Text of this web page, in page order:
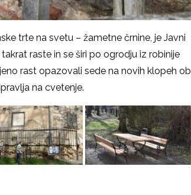
trte na svetu – žametne črnine, je Javni
raste in se širi po ogrodju iz robinije
rast opazovali sede na novih klopeh ob
na cvetenje.